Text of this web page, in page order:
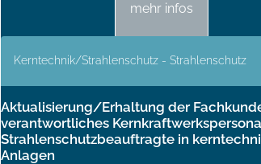
mehr infos
Kerntechnik/Strahlenschutz - Strahlenschutz
Aktualisierung/Erhaltung der
verantwortliches
Strahlenschutzbeauftragte in
Anlagen